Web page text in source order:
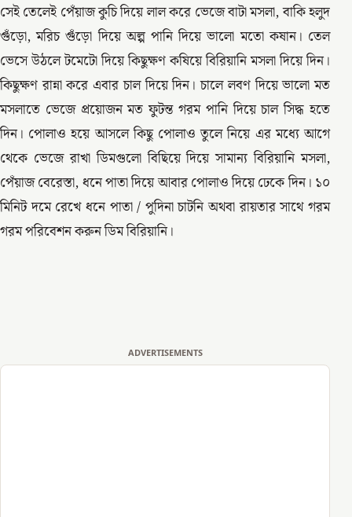
সেই তেলেই পেঁয়াজ কুচি দিয়ে লাল করে ভেজে বাটা মসলা, বাকি হলুদ
গুঁড়ো, মরিচ গুঁড়ো দিয়ে অল্প পানি দিয়ে ভালো মতো কষান। তেল
ভেসে উঠলে টমেটো দিয়ে কিছুক্ষণ কষিয়ে বিরিয়ানি মসলা দিয়ে দিন।
কিছুক্ষণ রান্না করে এবার চাল দিয়ে দিন। চালে লবণ দিয়ে ভালো মত
মসলাতে ভেজে প্রয়োজন মত ফুটন্ত গরম পানি দিয়ে চাল সিদ্ধ হতে
দিন। পোলাও হয়ে আসলে কিছু পোলাও তুলে নিয়ে এর মধ্যে আগে
থেকে ভেজে রাখা ডিমগুলো বিছিয়ে দিয়ে সামান্য বিরিয়ানি মসলা,
পেঁয়াজ বেরেস্তা, ধনে পাতা দিয়ে আবার পোলাও দিয়ে ঢেকে দিন। ১০
মিনিট দমে রেখে ধনে পাতা / পুদিনা চাটনি অথবা রায়তার সাথে গরম
গরম পরিবেশন করুন ডিম বিরিয়ানি।
ADVERTISEMENTS